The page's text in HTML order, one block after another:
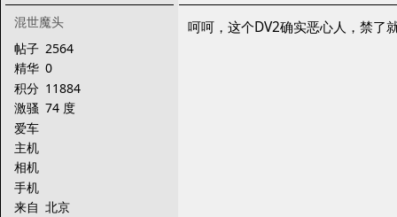
混世魔头
帖子 2564
精华 0
积分 11884
激骚 74 度
爱车
主机
相机
手机
来自 北京
呵呵，这个DV2确实恶心人，禁了